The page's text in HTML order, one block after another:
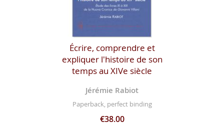
Écrire, comprendre et
expliquer l'histoire de son
temps au XIVe siècle
Jérémie Rabiot
Paperback, perfect binding
€38.00